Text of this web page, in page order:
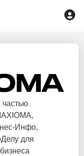
частью
Инфо,
для